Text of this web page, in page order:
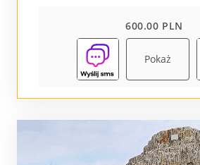
600.00 PLN
Pokaż